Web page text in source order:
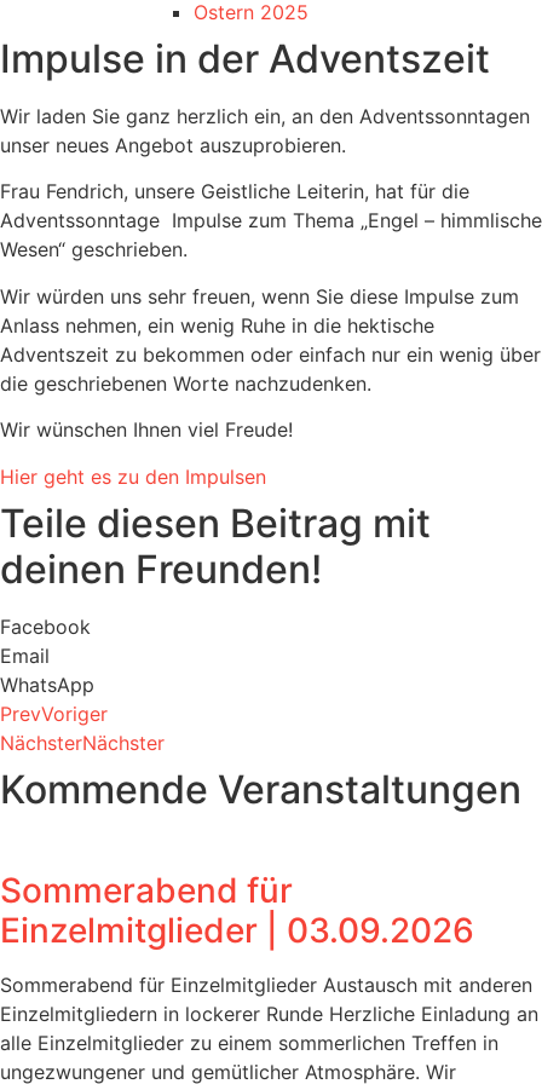
Ostern 2025
Impulse in der Adventszeit
Wir laden Sie ganz herzlich ein, an den Adventssonntagen
unser neues Angebot auszuprobieren.
Frau Fendrich, unsere Geistliche Leiterin, hat für die
Adventssonntage Impulse zum Thema „Engel – himmlische
Wesen“ geschrieben.
Wir würden uns sehr freuen, wenn Sie diese Impulse zum
Anlass nehmen, ein wenig Ruhe in die hektische
Adventszeit zu bekommen oder einfach nur ein wenig über
die geschriebenen Worte nachzudenken.
Wir wünschen Ihnen viel Freude!
Hier geht es zu den Impulsen
Teile diesen Beitrag mit
deinen Freunden!
Facebook
Email
WhatsApp
PrevVoriger
NächsterNächster
Kommende Veranstaltungen
Sommerabend für
Einzelmitglieder | 03.09.2026
Sommerabend für Einzelmitglieder Austausch mit anderen
Einzelmitgliedern in lockerer Runde Herzliche Einladung an
alle Einzelmitglieder zu einem sommerlichen Treffen in
ungezwungener und gemütlicher Atmosphäre. Wir